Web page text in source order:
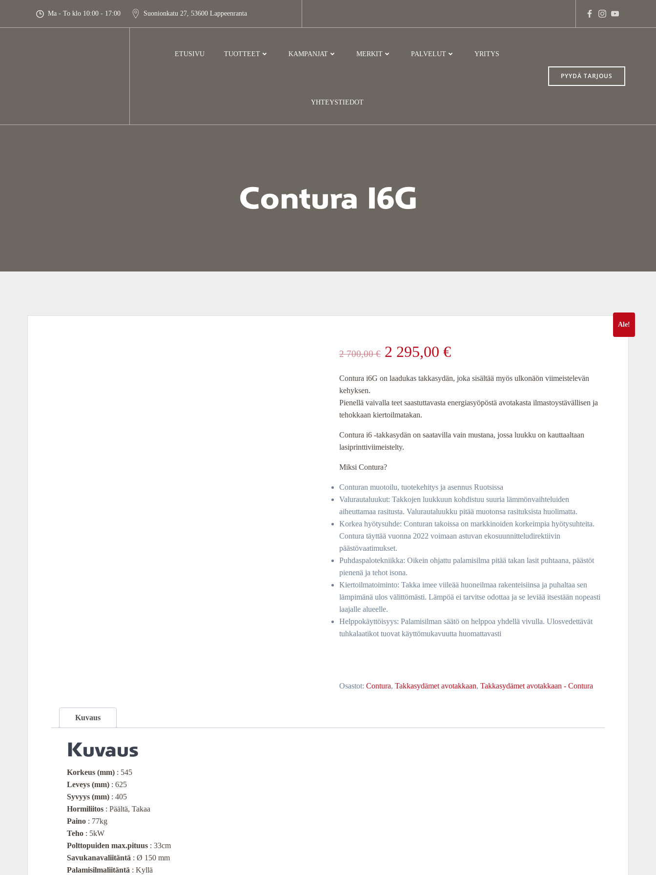
content
Ma - To klo 10:00 - 17:00 Suonionkatu 27, 53600 Lappeenranta
ETUSIVU TUOTTEET KAMPANJAT MERKIT PALVELUT YRITYS
YHTEYSTIEDOT
PYYDÄ TARJOUS
Contura I6G
Ale!
2 700,00€ Alkuperäinen
hinta
oli:
700,00 €.
2 295,00 €Nykyinen
hinta
on:
Contura i6G on laadukas takkasydän, joka sisältää myös ulkonäön viimeistelevän
kehyksen.
Pienellä vaivalla teet saastuttavasta energiasyöpöstä avotakasta ilmastoystävällisen ja
tehokkaan kiertoilmatakan.
Contura i6 -takkasydän on saatavilla vain mustana, jossa luukku on kauttaaltaan
lasiprinttiviimeistelty.
Miksi Contura?
Conturan muotoilu, tuotekehitys ja asennus Ruotsissa
Valurautaluukut: Takkojen luukkuun kohdistuu suuria lämmönvaihteluiden
aiheuttamaa rasitusta. Valurautaluukku pitää muotonsa rasituksista huolimatta.
Korkea hyötysuhde: Conturan takoissa on markkinoiden korkeimpia hyötysuhteita.
Contura täyttää vuonna 2022 voimaan astuvan ekosuunnitteludirektiivin
päästövaatimukset.
Puhdaspalotekniikka: Oikein ohjattu palamisilma pitää takan lasit puhtaana, päästöt
pienenä ja tehot isona.
Kiertoilmatoiminto: Takka imee viileää huoneilmaa rakenteisiinsa ja puhaltaa sen
lämpimänä ulos välittömästi. Lämpöä ei tarvitse odottaa ja se leviää itsestään nopeasti
laajalle alueelle.
Helppokäyttöisyys: Palamisilman säätö on helppoa yhdellä vivulla. Ulosvedettävät
tuhkalaatikot tuovat käyttömukavuutta huomattavasti
Osastot: Contura, Takkasydämet avotakkaan, Takkasydämet avotakkaan - Contura
Kuvaus
Kuvaus
Korkeus (mm) : 545
Leveys (mm) : 625
Syvyys (mm) : 405
Hormiliitos : Päältä, Takaa
Paino : 77kg
Teho : 5kW
Polttopuiden max.pituus : 33cm
Savukanavaliitäntä : Ø 150 mm
Palamisilmaliitäntä : Kyllä